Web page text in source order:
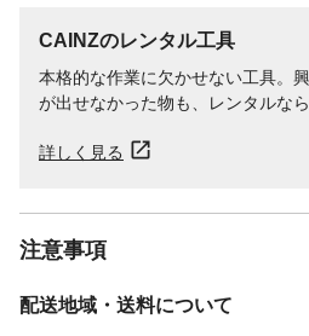
CAINZのレンタル工具
本格的な作業に欠かせない工具。
が出せなかった物も、レンタルな
詳しく見る
注意事項
配送地域・送料について